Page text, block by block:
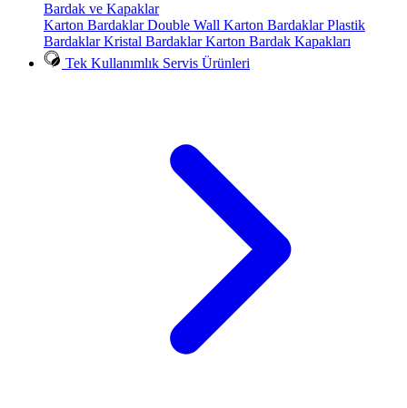
Bardak ve Kapaklar
Karton BardaklarDouble Wall Karton BardaklarPlastik
BardaklarKristal BardaklarKarton Bardak Kapakları
Tek Kullanımlık Servis Ürünleri